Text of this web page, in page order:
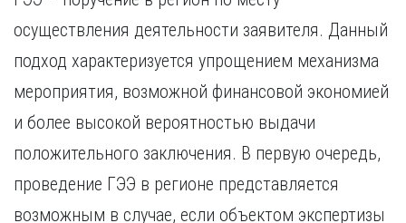
осуществления деятельности заявителя. Данный
подход характеризуется упрощением механизма
мероприятия, возможной финансовой экономией
и более высокой вероятностью выдачи
положительного заключения. В первую очередь,
проведение ГЭЭ в регионе представляется
возможным в случае, если объектом экспертизы